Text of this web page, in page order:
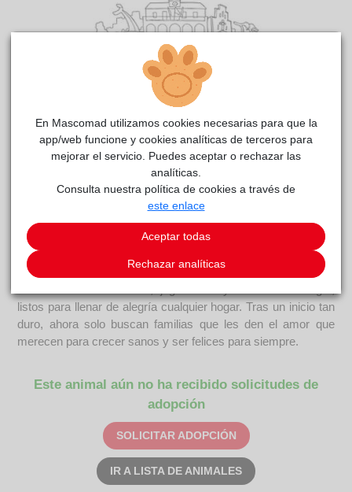
Victoria, melanie, emma, geri y melreside
actualmente en el centro de acogidaCPAM Parla.
Estos son Victoria, Melanie, Emma, Geri y Mel. Este
precioso grupo de 5 hermanitos (3 hembras y 2 machos)
fueron abandonados en la calle dentro de una caja, pero por
suerte esa mala etapa ya quedó atrás.Son unos pequeños
listos para llenar de alegría cualquier hogar. Tras un inicio tan
duro, ahora solo buscan familias que les den el amor que
merecen para crecer sanos y ser felices para siempre.
Este animal aún no ha recibido solicitudes de
adopción
SOLICITAR ADOPCIÓN
IR A LISTA DE ANIMALES
En Mascomad utilizamos cookies necesarias para que la
app/web funcione y cookies analíticas de terceros para
mejorar el servicio. Puedes aceptar o rechazar las
analíticas.
Consulta nuestra política de cookies a través de
este enlace
Aceptar todas
Rechazar analíticas